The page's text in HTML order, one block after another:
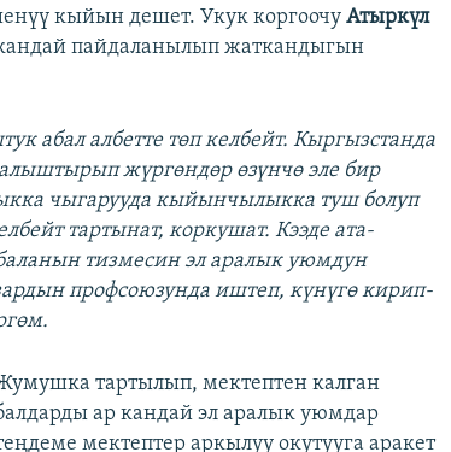
кыйын дешет. Укук коргоочуАтыркүл
пайдаланылып жаткандыгын
абал албетте төп келбейт. Кыргызстанда
жүргөндөр өзүнчө эле бир
чыгарууда кыйынчылыкка туш болуп
тартынат, коркушат. Кээде ата-
тизмесин эл аралык уюмдун
профсоюзунда иштеп, күнүгө кирип-
тартылып, мектептен калган
ар кандай эл аралык уюмдар
мектептер аркылуу окутууга аракет